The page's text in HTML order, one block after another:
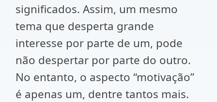
significados. Assim, um mesmo
tema que desperta grande
interesse por parte de um, pode
não despertar por parte do outro.
No entanto, o aspecto “motivação”
é apenas um, dentre tantos mais.